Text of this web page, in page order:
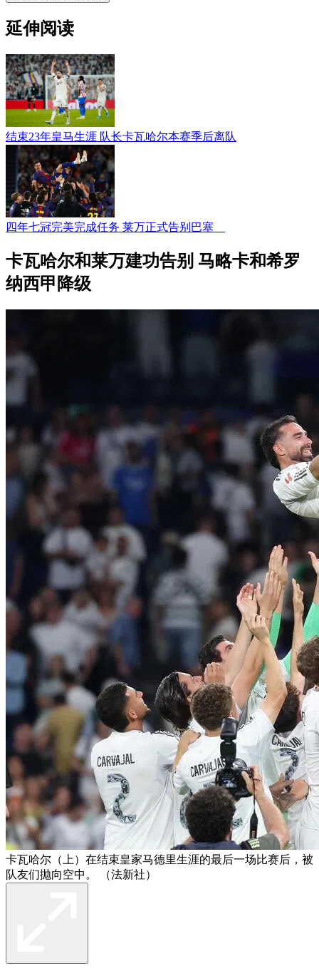
延伸阅读
结束23年皇马生涯 队长卡瓦哈尔本赛季后离队
四年七冠完美完成任务 莱万正式告别巴塞
卡瓦哈尔和莱万建功告别 马略卡和希罗
纳西甲降级
卡瓦哈尔（上）在结束皇家马德里生涯的最后一场比赛后，被
队友们抛向空中。 （法新社）